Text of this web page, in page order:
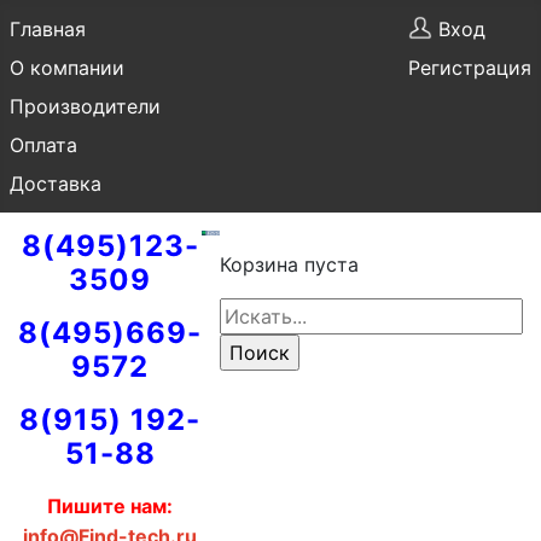
Главная
О компании
Производители
Оплата
Доставка
Вход
Регистрация
8(495)123-
3509
8(495)669-
9572
8(915) 192-
51-88
Пишите нам:
info@Find-tech.ru
Корзина пуста